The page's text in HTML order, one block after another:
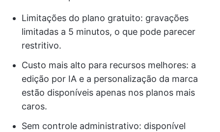
Limitações do plano gratuito: gravações
limitadas a 5 minutos, o que pode parecer
restritivo.
Custo mais alto para recursos melhores: a
edição por IA e a personalização da marca
estão disponíveis apenas nos planos mais
caros.
Sem controle administrativo: disponível